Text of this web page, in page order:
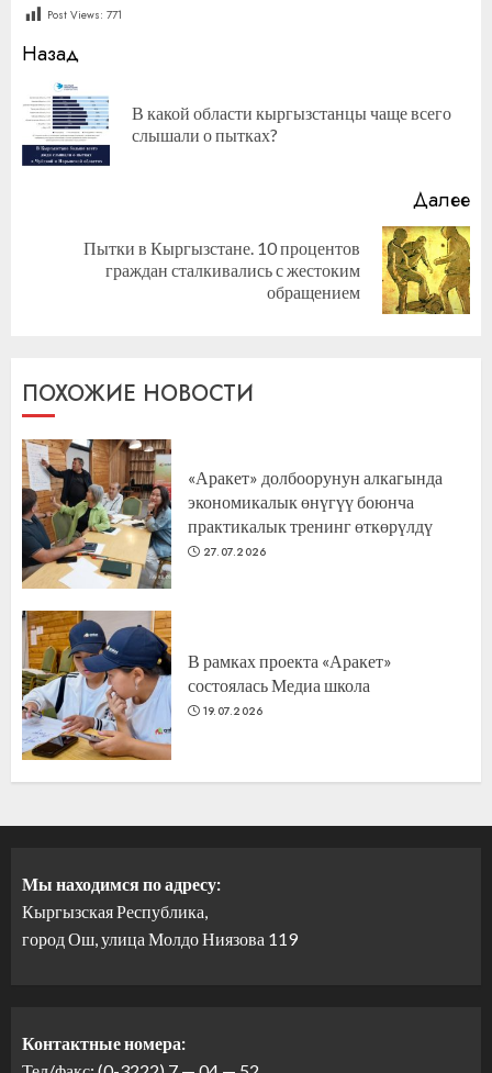
Post Views: 771
Продолжить
чтение
Назад
В какой области кыргызстанцы чаще всего
слышали о пытках?
Далее
Следующая
Пытки в Кыргызстане. 10 процентов
граждан сталкивались с жестоким
обращением
ПОХОЖИЕ НОВОСТИ
«Аракет» долбоорунун алкагында
экономикалык өнүгүү боюнча
практикалык тренинг өткөрүлдү
27.07.2026
В рамках проекта «Аракет»
состоялась Медиа школа
19.07.2026
Мы находимся по адресу:
Кыргызская Республика,
город Ош, улица Молдо Ниязова 119
Контактные номера: